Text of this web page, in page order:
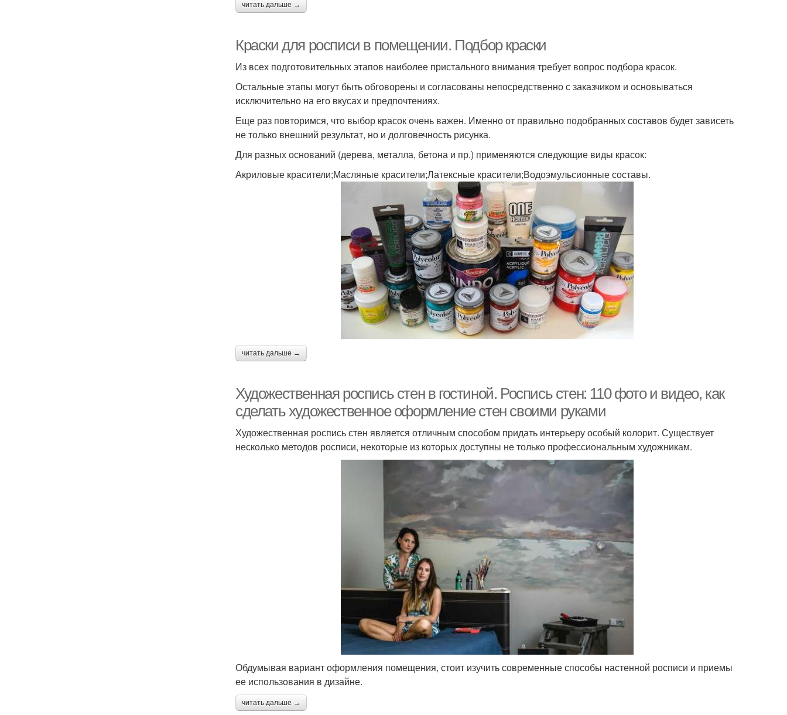
читать дальше →
Краски для росписи в помещении. Подбор краски
Из всех подготовительных этапов наиболее пристального внимания требует вопрос подбора красок.
Остальные этапы могут быть обговорены и согласованы непосредственно с заказчиком и основываться
исключительно на его вкусах и предпочтениях.
Еще раз повторимся, что выбор красок очень важен. Именно от правильно подобранных составов будет зависеть
не только внешний результат, но и долговечность рисунка.
Для разных оснований (дерева, металла, бетона и пр.) применяются следующие виды красок:
Акриловые красители;Масляные красители;Латексные красители;Водоэмульсионные составы.
читать дальше →
Художественная роспись стен в гостиной. Роспись стен: 110 фото и видео, как
сделать художественное оформление стен своими руками
Художественная роспись стен является отличным способом придать интерьеру особый колорит. Существует
несколько методов росписи, некоторые из которых доступны не только профессиональным художникам.
Обдумывая вариант оформления помещения, стоит изучить современные способы настенной росписи и приемы
ее использования в дизайне.
читать дальше →